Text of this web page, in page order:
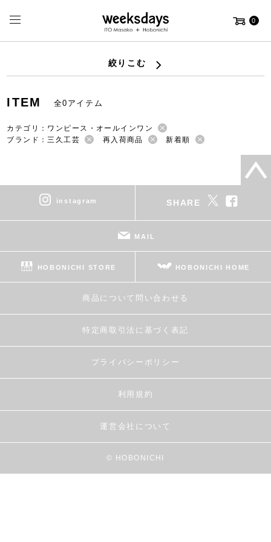
0
絞りこむ
ITEM 全0アイテム
カテゴリ：ワンピース・オールインワン
ブランド：三久工芸
再入荷商品 新着順
instagram SHARE
MAIL
HOBONICHI STORE HOBONICHI HOME
商品について問い合わせる
特定商取引法に基づく表記
プライバシーポリシー
利用規約
運営会社について
© HOBONICHI